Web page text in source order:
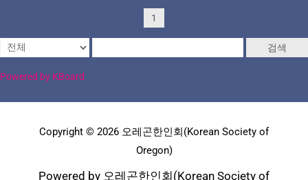
1
검색
Powered by KBoard
Copyright © 2026 오레곤한인회(Korean Society of
Oregon)
Powered by 오레곤한인회(Korean Society of